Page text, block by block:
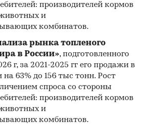
производителей кормов
и
комбинатов.
рынка топленого
в России», подготовленного
г, за 2021-2025 гг его продажи в
на 63% до 156 тыс тонн. Рост
спроса со стороны
производителей кормов
и
комбинатов.